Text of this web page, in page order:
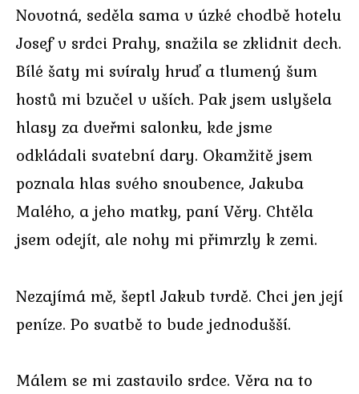
Novotná, seděla sama v úzké chodbě hotelu
Josef v srdci Prahy, snažila se zklidnit dech.
Bílé šaty mi svíraly hruď a tlumený šum
hostů mi bzučel v uších. Pak jsem uslyšela
hlasy za dveřmi salonku, kde jsme
odkládali svatební dary. Okamžitě jsem
poznala hlas svého snoubence, Jakuba
Malého, a jeho matky, paní Věry. Chtěla
jsem odejít, ale nohy mi přimrzly k zemi.
Nezajímá mě, šeptl Jakub tvrdě. Chci jen její
peníze. Po svatbě to bude jednodušší.
Málem se mi zastavilo srdce. Věra na to